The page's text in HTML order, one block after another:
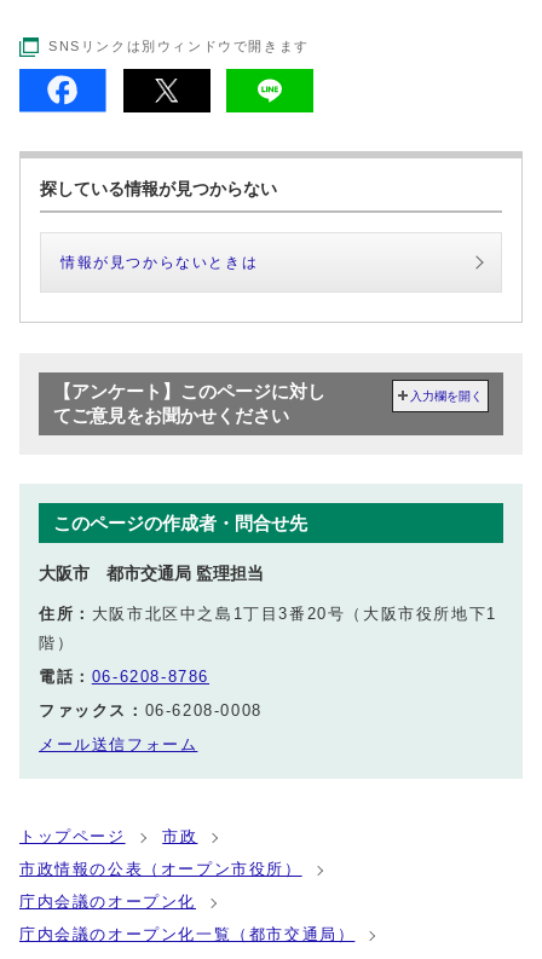
SNSリンクは別ウィンドウで開きます
探している情報が見つからない
情報が見つからないときは
【アンケート】このページに対し
てご意見をお聞かせください
入力欄を開く
このページの作成者・問合せ先
大阪市 都市交通局 監理担当
住所： 大阪市北区中之島1丁目3番20号（大阪市役所地下1
階）
電話： 06-6208-8786
ファックス： 06-6208-0008
メール送信フォーム
トップページ
市政
市政情報の公表（オープン市役所）
庁内会議のオープン化
庁内会議のオープン化一覧（都市交通局）